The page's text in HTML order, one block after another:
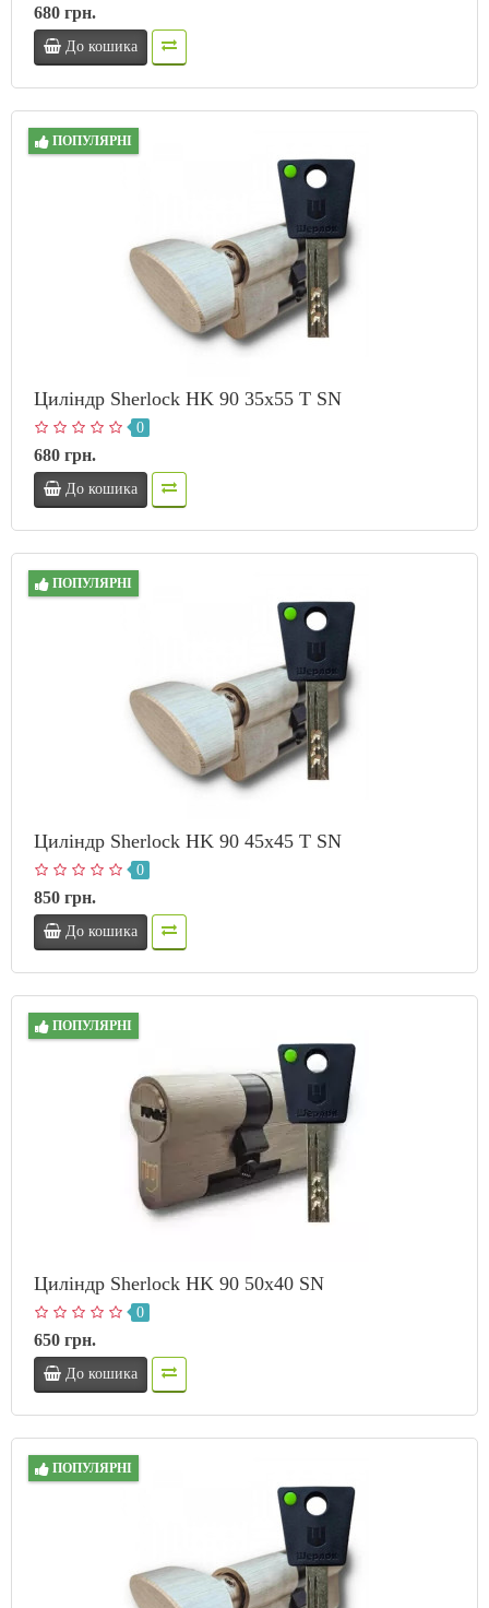
680 грн.
До кошика
ПОПУЛЯРНІ
Циліндр Sherlock HK 90 35х55 T SN
0
680 грн.
До кошика
ПОПУЛЯРНІ
Циліндр Sherlock HK 90 45х45 T SN
0
850 грн.
До кошика
ПОПУЛЯРНІ
Циліндр Sherlock HK 90 50х40 SN
0
650 грн.
До кошика
ПОПУЛЯРНІ